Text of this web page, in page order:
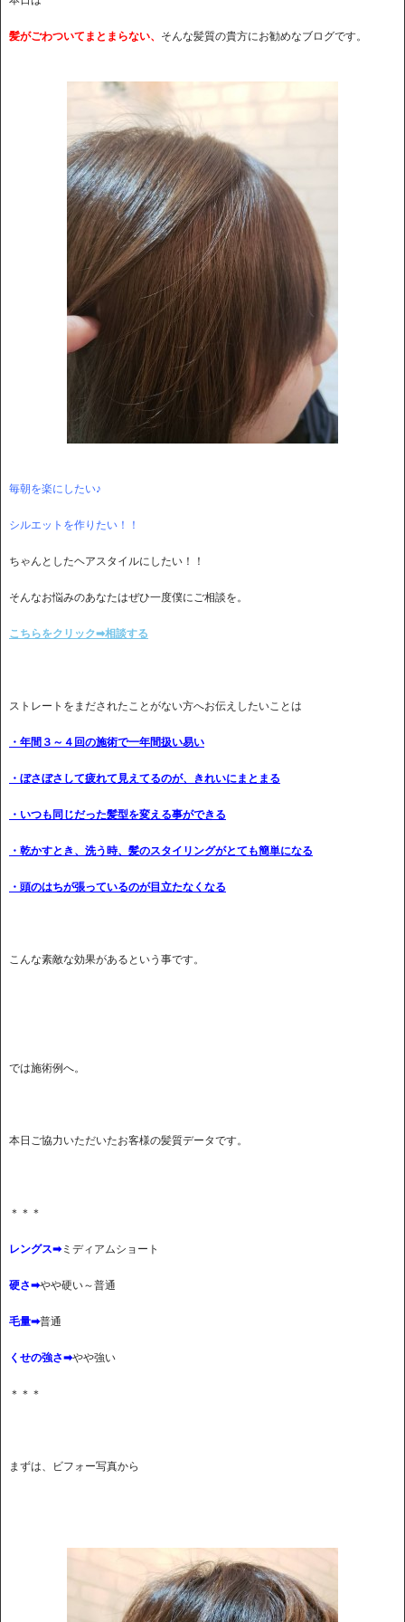
髪がごわついてまとまらない、 そんな髪質の貴方にお勧めなブログです。
毎朝を楽にしたい♪
シルエットを作りたい！！
ちゃんとしたヘアスタイルにしたい！！
そんなお悩みのあなたはぜひ一度僕にご相談を。
こちらをクリック➡相談する
ストレートをまだされたことがない方へお伝えしたいことは
・年間３～４回の施術で一年間扱い易い
・ぼさぼさして疲れて見えてるのが、きれいにまとまる
・いつも同じだった髪型を変える事ができる
・乾かすとき、洗う時、髪のスタイリングがとても簡単になる
・頭のはちが張っているのが目立たなくなる
こんな素敵な効果があるという事です。
では施術例へ。
本日ご協力いただいたお客様の髪質データです。
＊＊＊
レングス➡ ミディアムショート
硬さ➡やや硬い～普通
毛量➡普通
くせの強さ➡やや強い
＊＊＊
まずは、ビフォー写真から